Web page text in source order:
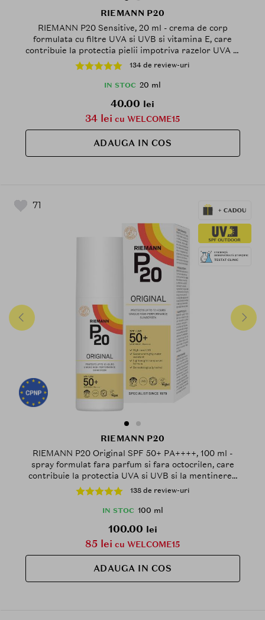
RIEMANN P20
RIEMANN P20 Sensitive, 20 ml - crema de corp
formulata cu filtre UVA si UVB si vitamina E, care
contribuie la protectia pielii impotriva razelor UVA si
UVB, Outdoor
134 de review-uri
IN STOC 20 ml
40.00 lei
34 lei cu WELCOME15
ADAUGA IN COS
71
RIEMANN P20
RIEMANN P20 Original SPF 50+ PA++++, 100 ml -
spray formulat fara parfum si fara octocrilen, care
contribuie la protectia UVA si UVB si la mentinerea
rezistentei la apa si transpiratie, Outdoor
138 de review-uri
IN STOC 100 ml
100.00 lei
85 lei cu WELCOME15
ADAUGA IN COS